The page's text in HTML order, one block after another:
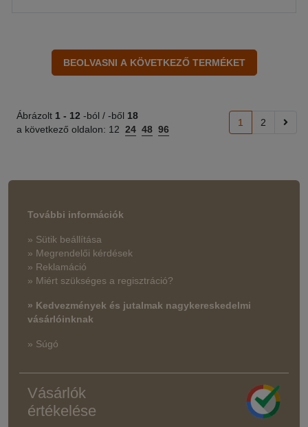
Ábrázolt 1 - 12 -ból / -ből 18
a következő oldalon: 12 24 48 96
1 2
További információk
» Sütik beállítása
» Megrendelői kérdések
» Reklamáció
» Miért szükséges a regisztráció?
» Kedvezmények és jutalmak nagykereskedelmi
vásárlóinknak
» Súgó
Vásárlók
értékelése